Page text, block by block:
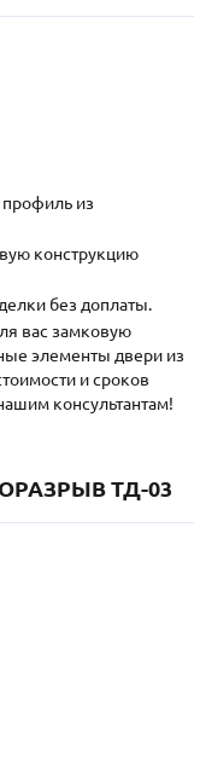
- до 19:00
Как купить
из
конструкцию
без доплаты.
вас замковую
элементы двери из
и сроков
консультантам!
ТД-03